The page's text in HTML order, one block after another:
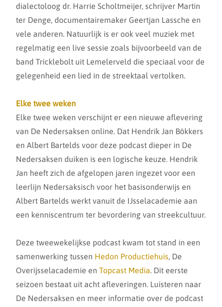
dialectoloog dr. Harrie Scholtmeijer, schrijver Martin
ter Denge, documentairemaker Geertjan Lassche en
vele anderen. Natuurlijk is er ook veel muziek met
regelmatig een live sessie zoals bijvoorbeeld van de
band Tricklebolt uit Lemelerveld die speciaal voor de
gelegenheid een lied in de streektaal vertolken.
Elke twee weken
Elke twee weken verschijnt er een nieuwe aflevering
van De Nedersaksen online. Dat Hendrik Jan Bökkers
en Albert Bartelds voor deze podcast dieper in De
Nedersaksen duiken is een logische keuze. Hendrik
Jan heeft zich de afgelopen jaren ingezet voor een
leerlijn Nedersaksisch voor het basisonderwijs en
Albert Bartelds werkt vanuit de IJsselacademie aan
een kenniscentrum ter bevordering van streekcultuur.
Deze tweewekelijkse podcast kwam tot stand in een
samenwerking tussen Hedon Productiehuis, De
Overijsselacademie en Topcast Media. Dit eerste
seizoen bestaat uit acht afleveringen. Luisteren naar
De Nedersaksen en meer informatie over de podcast